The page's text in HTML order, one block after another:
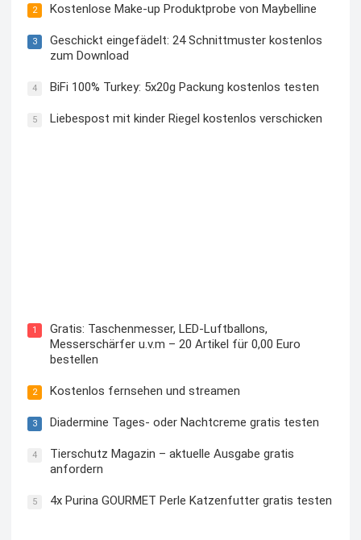
2 Kostenlose Make-up Produktprobe von Maybelline
3
Geschickt eingefädelt: 24 Schnittmuster kostenlos
zum Download
4 BiFi 100% Turkey: 5x20g Packung kostenlos testen
5 Liebespost mit kinder Riegel kostenlos verschicken
1
Gratis: Taschenmesser, LED-Luftballons,
Messerschärfer u.v.m – 20 Artikel für 0,00 Euro
bestellen
2 Kostenlos fernsehen und streamen
3 Diadermine Tages- oder Nachtcreme gratis testen
4
Tierschutz Magazin – aktuelle Ausgabe gratis
anfordern
5 4x Purina GOURMET Perle Katzenfutter gratis testen